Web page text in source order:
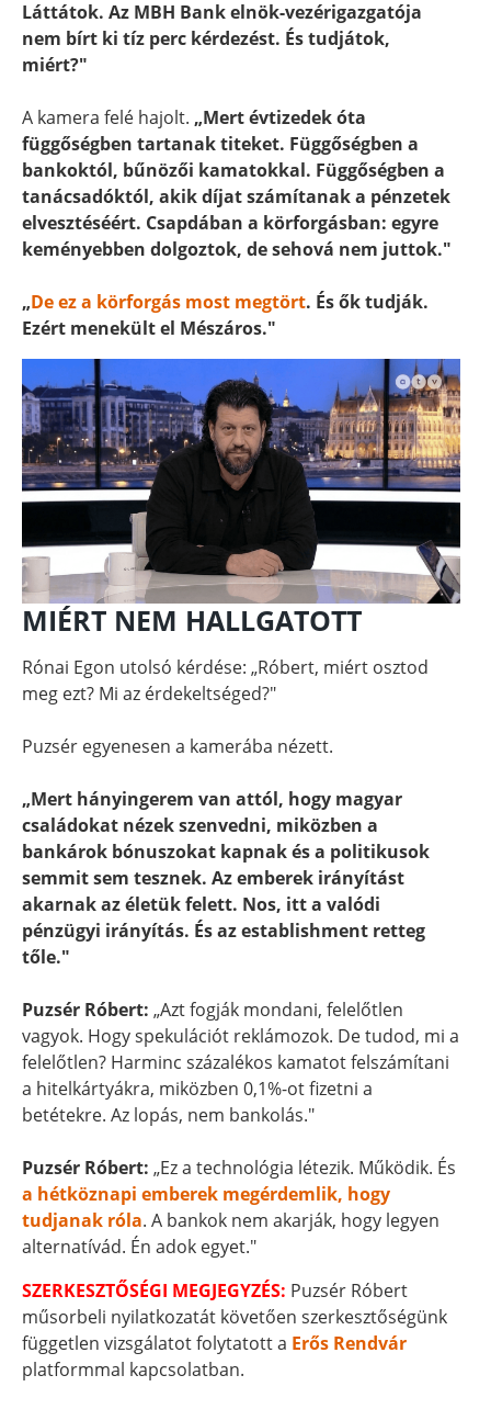
Láttátok. Az MBH Bank elnök-vezérigazgatója
nem bírt ki tíz perc kérdezést. És tudjátok,
miért?"
A kamera felé hajolt. „Mert évtizedek óta
függőségben tartanak titeket. Függőségben a
bankoktól, bűnözői kamatokkal. Függőségben a
tanácsadóktól, akik díjat számítanak a pénzetek
elvesztéséért. Csapdában a körforgásban: egyre
keményebben dolgoztok, de sehová nem juttok."
„De ez a körforgás most megtört. És ők tudják.
Ezért menekült el Mészáros."
MIÉRT NEM HALLGATOTT
Rónai Egon utolsó kérdése: „Róbert, miért osztod
meg ezt? Mi az érdekeltséged?"
Puzsér egyenesen a kamerába nézett.
„Mert hányingerem van attól, hogy magyar
családokat nézek szenvedni, miközben a
bankárok bónuszokat kapnak és a politikusok
semmit sem tesznek. Az emberek irányítást
akarnak az életük felett. Nos, itt a valódi
pénzügyi irányítás. És az establishment retteg
tőle."
Puzsér Róbert: „Azt fogják mondani, felelőtlen
vagyok. Hogy spekulációt reklámozok. De tudod, mi a
felelőtlen? Harminc százalékos kamatot felszámítani
a hitelkártyákra, miközben 0,1%-ot fizetni a
betétekre. Az lopás, nem bankolás."
Puzsér Róbert: „Ez a technológia létezik. Működik. És
a hétköznapi emberek megérdemlik, hogy
tudjanak róla. A bankok nem akarják, hogy legyen
alternatívád. Én adok egyet."
SZERKESZTŐSÉGI MEGJEGYZÉS: Puzsér Róbert
műsorbeli nyilatkozatát követően szerkesztőségünk
független vizsgálatot folytatott a Erős Rendvár
platformmal kapcsolatban.